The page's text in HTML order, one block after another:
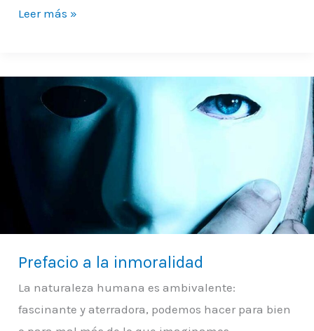
Leer más »
Prefacio a la inmoralidad
La naturaleza humana es ambivalente:
fascinante y aterradora, podemos hacer para bien
Prefacio
inmoralidad